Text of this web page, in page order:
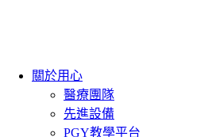
關於用心
醫療團隊
先進設備
PGY教學平台